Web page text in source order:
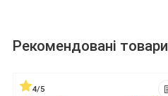
Рекомендовані товари
4/5